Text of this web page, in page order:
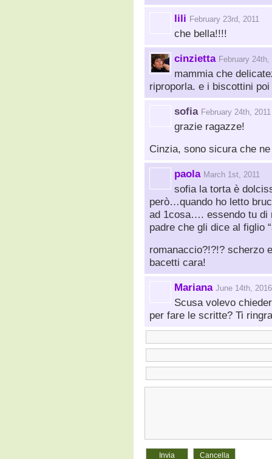
lili February 23rd, 2011
che bella!!!!
cinzietta February 24th,
mammia che
riproporla. e i biscottini
sofia February 24th, 2011
grazie ragazze!
Cinzia, sono sicura che
paola March 1st, 2011
sofia la torta è
però…quando ho letto
ad 1cosa…. essendo tu
padre che gli dice al figlio
romanaccio?!?!? scherzo
bacetti cara!
Mariana June 14th, 2016
Scusa volevo
per fare le scritte? Ti